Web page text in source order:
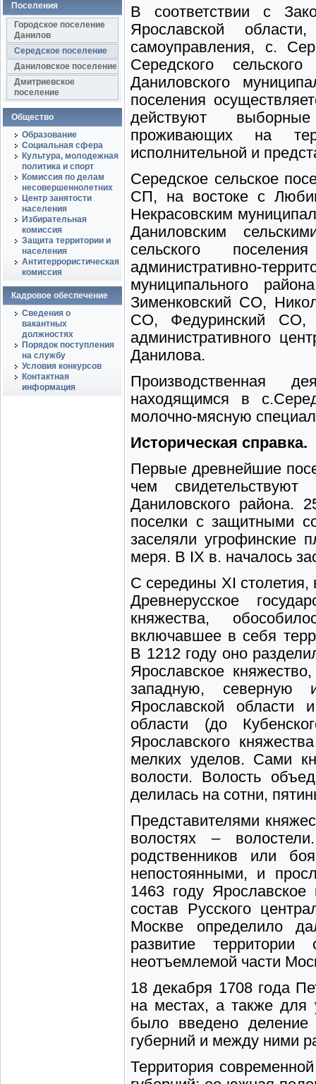
Поселения
Городское поселение
Данилов
Середское поселение
Даниловское поселение
Дмитриевское
поселение
Общество
Образование
Социальная сфера
Культура, молодежная
политика и спорт
Комиссия по делам
несовершеннолетних
Центр занятости
населения
Избирательная
комиссия
Защита территории и
населения
Антитеррористическая
комиссия
Кадровое обеспечение
Сведения о
вакантных
должностях
Порядок поступления
на службу
Условия конкурсов
Контактная
информация
В соответствии с
Ярославской
самоуправления, с.
Середского
Даниловского
поселения
действуют
проживающих на
исполнительной и
Середское сельское
СП, на востоке с
Некрасовским
Даниловским
сельского
административно-
муниципального
Зименковский СО,
СО, Федуринский
административного
Данилова.
Производственная
находящимся в
молочно-мясную
Историческая справка.
Первые древнейшие
чем
Даниловского района.
поселки с защитными
заселяли угрофинские
меря. В IX в. началось
С середины ХI
Древнерусское
княжества,
включавшее в себя
В 1212 году оно
Ярославское
западную, северную
Ярославской области
области (до
Ярославского
мелких уделов. Сами
волости. Волость
делилась на сотни,
Представителями
волостях –
родственников или
непостоянными, и
1463 году
состав Русского
Москве определило
развитие территории
неотъемлемой части
18 декабря 1708 года
на местах, а также для
было введено
губерний и между ними
Территория